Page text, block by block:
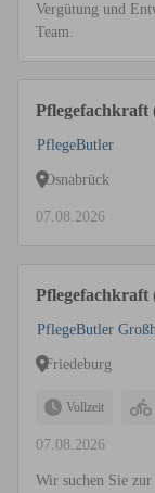
Vergütung und
Team.
Pflegefachkraft
PflegeButler
Osnabrück
07.08.2026
Pflegefachkraft
PflegeButler
Friedeburg
Vollzeit
07.08.2026
Wir suchen Sie zur